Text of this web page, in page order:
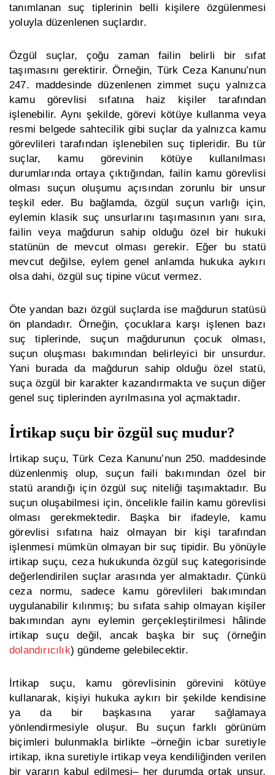
tanımlanan suç tiplerinin belli kişilere özgülenmesi
yoluyla düzenlenen suçlardır.
Özgül suçlar, çoğu zaman failin belirli bir sıfat
taşımasını gerektirir. Örneğin, Türk Ceza Kanunu’nun
247. maddesinde düzenlenen zimmet suçu yalnızca
kamu görevlisi sıfatına haiz kişiler tarafından
işlenebilir. Aynı şekilde, görevi kötüye kullanma veya
resmi belgede sahtecilik gibi suçlar da yalnızca kamu
görevlileri tarafından işlenebilen suç tipleridir. Bu tür
suçlar, kamu görevinin kötüye kullanılması
durumlarında ortaya çıktığından, failin kamu görevlisi
olması suçun oluşumu açısından zorunlu bir unsur
teşkil eder. Bu bağlamda, özgül suçun varlığı için,
eylemin klasik suç unsurlarını taşımasının yanı sıra,
failin veya mağdurun sahip olduğu özel bir hukuki
statünün de mevcut olması gerekir. Eğer bu statü
mevcut değilse, eylem genel anlamda hukuka aykırı
olsa dahi, özgül suç tipine vücut vermez.
Öte yandan bazı özgül suçlarda ise mağdurun statüsü
ön plandadır. Örneğin, çocuklara karşı işlenen bazı
suç tiplerinde, suçun mağdurunun çocuk olması,
suçun oluşması bakımından belirleyici bir unsurdur.
Yani burada da mağdurun sahip olduğu özel statü,
suça özgül bir karakter kazandırmakta ve suçun diğer
genel suç tiplerinden ayrılmasına yol açmaktadır.
İrtikap suçu bir özgül suç mudur?
İrtikap suçu, Türk Ceza Kanunu’nun 250. maddesinde
düzenlenmiş olup, suçun faili bakımından özel bir
statü arandığı için özgül suç niteliği taşımaktadır. Bu
suçun oluşabilmesi için, öncelikle failin kamu görevlisi
olması gerekmektedir. Başka bir ifadeyle, kamu
görevlisi sıfatına haiz olmayan bir kişi tarafından
işlenmesi mümkün olmayan bir suç tipidir. Bu yönüyle
irtikap suçu, ceza hukukunda özgül suç kategorisinde
değerlendirilen suçlar arasında yer almaktadır. Çünkü
ceza normu, sadece kamu görevlileri bakımından
uygulanabilir kılınmış; bu sıfata sahip olmayan kişiler
bakımından aynı eylemin gerçekleştirilmesi hâlinde
irtikap suçu değil, ancak başka bir suç (örneğin
dolandırıcılık) gündeme gelebilecektir.
İrtikap suçu, kamu görevlisinin görevini kötüye
kullanarak, kişiyi hukuka aykırı bir şekilde kendisine
ya da bir başkasına yarar sağlamaya
yönlendirmesiyle oluşur. Bu suçun farklı görünüm
biçimleri bulunmakla birlikte –örneğin icbar suretiyle
irtikap, ikna suretiyle irtikap veya kendiliğinden verilen
bir yararın kabul edilmesi– her durumda ortak unsur,